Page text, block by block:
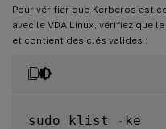
Pour vérifier que Kerberos est
avec le VDA Linux, vérifiez que
et contient des clés valides :
sudo klist - ke